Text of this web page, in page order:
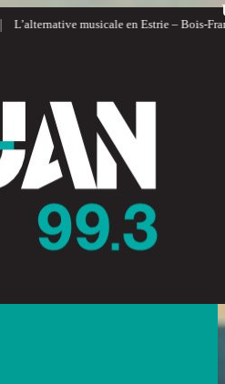
L’alternative musicale en Estrie – Bois-Francs